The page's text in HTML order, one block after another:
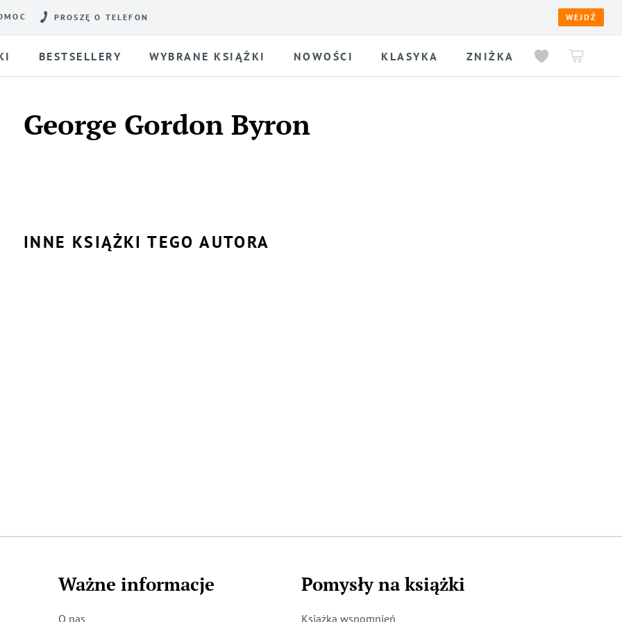
PROSZĘ O TELEFON WEJDŹ
BESTSELLERY WYBRANE KSIĄŻKI NOWOŚCI KLASYKA ZNIŻKA
George Gordon Byron
INNE KSIĄŻKI TEGO AUTORA
Ważne informacje
O nas
Pomysły na książki
Książka wspomnień